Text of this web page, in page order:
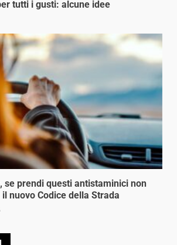
tutti i gusti: alcune idee
se prendi questi antistaminici non
nuovo Codice della Strada